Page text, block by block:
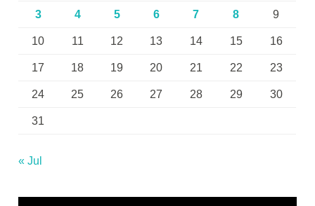
3 4 5 6 7 8 9
10 11 12 13 14 15 16
17 18 19 20 21 22 23
24 25 26 27 28 29 30
31
« Jul